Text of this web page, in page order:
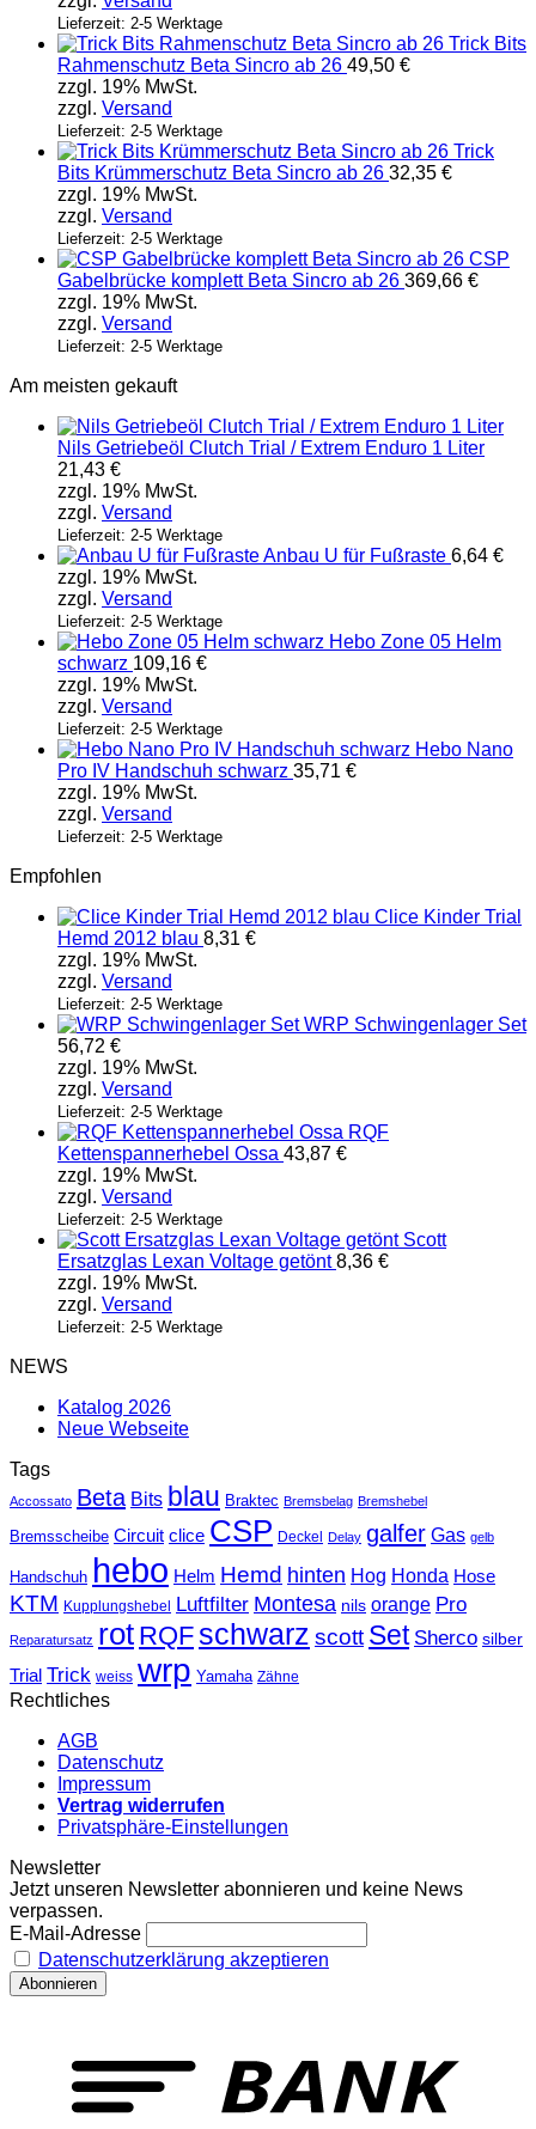
Lieferzeit: 2-5 Werktage
Trick Bits
Rahmenschutz Beta Sincro ab 26 49,50 €
zzgl. 19% MwSt.
zzgl. Versand
Lieferzeit: 2-5 Werktage
Trick
Bits Krümmerschutz Beta Sincro ab 26 32,35 €
zzgl. 19% MwSt.
zzgl. Versand
Lieferzeit: 2-5 Werktage
CSP
Gabelbrücke komplett Beta Sincro ab 26 369,66 €
zzgl. 19% MwSt.
zzgl. Versand
Lieferzeit: 2-5 Werktage
Am meisten gekauft
Nils Getriebeöl Clutch Trial / Extrem Enduro 1 Liter
21,43 €
zzgl. 19% MwSt.
zzgl. Versand
Lieferzeit: 2-5 Werktage
Anbau U für Fußraste 6,64 €
zzgl. 19% MwSt.
zzgl. Versand
Lieferzeit: 2-5 Werktage
Hebo Zone 05 Helm
schwarz 109,16 €
zzgl. 19% MwSt.
zzgl. Versand
Lieferzeit: 2-5 Werktage
Hebo Nano
Pro IV Handschuh schwarz 35,71 €
zzgl. 19% MwSt.
zzgl. Versand
Lieferzeit: 2-5 Werktage
Empfohlen
Clice Kinder Trial
Hemd 2012 blau 8,31 €
zzgl. 19% MwSt.
zzgl. Versand
Lieferzeit: 2-5 Werktage
WRP Schwingenlager Set
56,72 €
zzgl. 19% MwSt.
zzgl. Versand
Lieferzeit: 2-5 Werktage
RQF
Kettenspannerhebel Ossa 43,87 €
zzgl. 19% MwSt.
zzgl. Versand
Lieferzeit: 2-5 Werktage
Scott
Ersatzglas Lexan Voltage getönt 8,36 €
zzgl. 19% MwSt.
zzgl. Versand
Lieferzeit: 2-5 Werktage
NEWS
Katalog 2026
Neue Webseite
Tags
Accossato Beta Bits blau Braktec Bremsbelag Bremshebel
Bremsscheibe Circuit clice CSP Deckel Delay galfer Gas gelb
Handschuh hebo Helm Hemd hinten Hog Honda Hose
KTM Kupplungshebel Luftfilter Montesa nils orange Pro
Reparatursatz rot RQF schwarz scott Set Sherco silber
Trial Trick weiss wrp Yamaha Zähne
Rechtliches
AGB
Datenschutz
Impressum
Vertrag widerrufen
Privatsphäre-Einstellungen
Newsletter
Jetzt unseren Newsletter abonnieren und keine News
verpassen.
E-Mail-Adresse
Datenschutzerklärung akzeptieren